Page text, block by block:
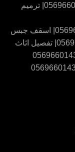
عزل وصيانة الحمامات في عجمان |0569660143| ترميم